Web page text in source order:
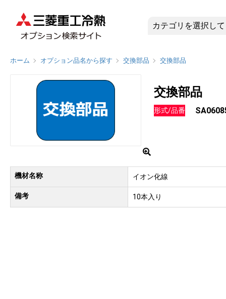
SA06085
ホーム オプション品名から探す 交換部品 交換部品
交換部品
形式/品番
機材名称 イオン化線
備考 10本入り